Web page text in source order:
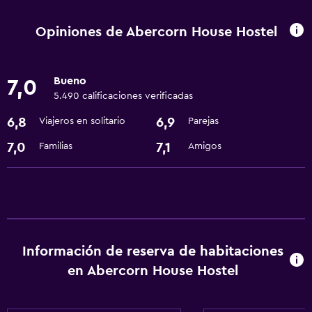
Cafetería
Accesibilidad y adecuación
Ascensor
Servicios y facilidades
Opiniones de Abercorn House Hostel
7,0 Bueno
5.490 calificaciones verificadas
6,8 Viajeros en solitario 6,9 Parejas
7,0 Familias 7,1 Amigos
Información de reserva de habitaciones
en Abercorn House Hostel